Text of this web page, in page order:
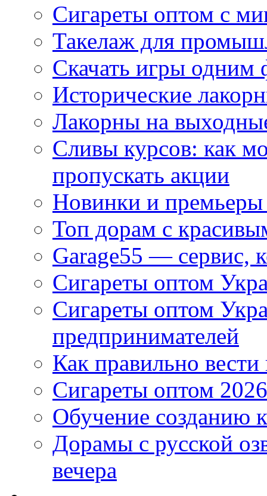
Сигареты оптом с
Такелаж для
Скачать игры одним
Исторические
Лакорны на
Сливы курсов: как
пропускать акции
Новинки и
Топ дорам с
Garage55 — сервис,
Сигареты оптом
Сигареты оптом
предпринимателей
Как правильно
Сигареты оптом
Обучение созданию
Дорамы с русской
вечера